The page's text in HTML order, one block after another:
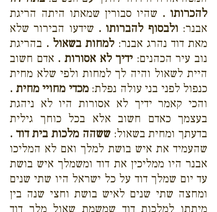
להכרותו . שהיו סבורין שמאתו היתה הריגת
אבנר: ולבסוף להברותו . שידעו הבירור שלא
מאת דוד נהרג אבנר: למחות בשאול . בהריגת
נוב עיר הכהנים: ידיך לא אסורות . אדם חשוב
היית לשאול והיה לך למחות ולפי שלא מחית
כנפול לפני בני עולה נפלת:מכדי מחויי מחית .
והכי קאמר ידיך לא אסורות היו לא ניהגת
בעצמך כאדם חשוב אלא בכל כוחך גילית
בדעתך ומחית בשאול:ששהה מלכות בית דוד .
שהעמיד את איש בושת למלך ואם לא המליכו
אבנר היו ממליכין את דוד ומשמלך איש בושת
עד יום שמלך דוד על כל ישראל היו שתי שנים
ומחצה שתי שנים לאיש בושת וחצי שנה בין
מיתתו למלכות דוד שמשמת שאול מלך דוד